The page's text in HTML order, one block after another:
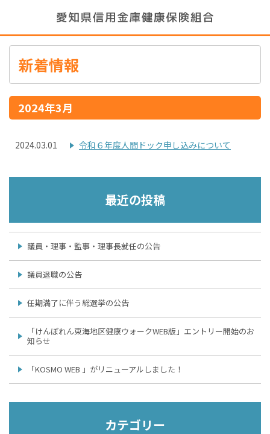
新着情報
2024年3月
2024.03.01 令和６年度人間ドック申し込みについて
最近の投稿
議員・理事・監事・理事長就任の公告
議員退職の公告
任期満了に伴う総選挙の公告
「けんぽれん東海地区健康ウォークWEB版」エントリー開始のお
知らせ
「KOSMO WEB 」がリニューアルしました！
カテゴリー